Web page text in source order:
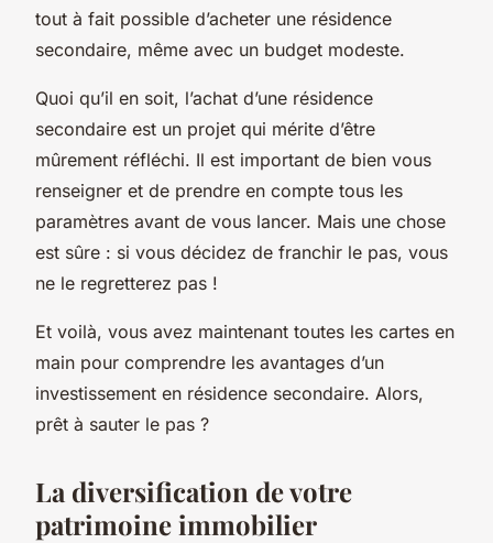
tout à fait possible d’acheter une résidence
secondaire, même avec un budget modeste.
Quoi qu’il en soit, l’achat d’une résidence
secondaire est un projet qui mérite d’être
mûrement réfléchi. Il est important de bien vous
renseigner et de prendre en compte tous les
paramètres avant de vous lancer. Mais une chose
est sûre : si vous décidez de franchir le pas, vous
ne le regretterez pas !
Et voilà, vous avez maintenant toutes les cartes en
main pour comprendre les avantages d’un
investissement en résidence secondaire. Alors,
prêt à sauter le pas ?
La diversification de votre
patrimoine immobilier